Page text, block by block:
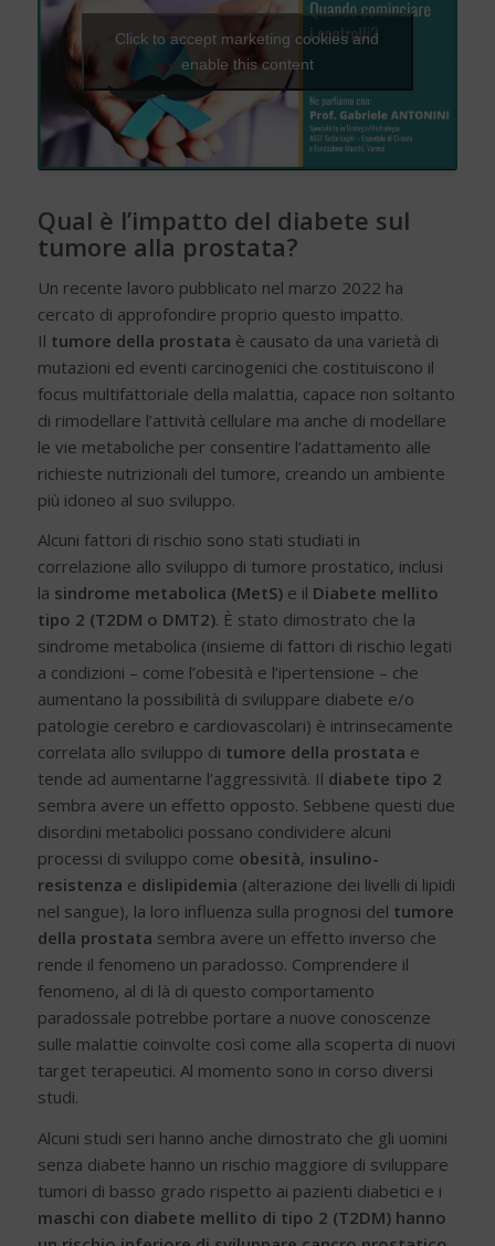
Click to accept marketing cookies and
enable this content
Qual è l’impatto del diabete sul
tumore alla prostata?
Un recente lavoro pubblicato nel marzo 2022 ha
cercato di approfondire proprio questo impatto.
Il tumore della prostata è causato da una varietà di
mutazioni ed eventi carcinogenici che costituiscono il
focus multifattoriale della malattia, capace non soltanto
di rimodellare l’attività cellulare ma anche di modellare
le vie metaboliche per consentire l’adattamento alle
richieste nutrizionali del tumore, creando un ambiente
più idoneo al suo sviluppo.
Alcuni fattori di rischio sono stati studiati in
correlazione allo sviluppo di tumore prostatico, inclusi
la sindrome metabolica (MetS)e il Diabete mellito
tipo 2 (T2DM o DMT2). È stato dimostrato che la
sindrome metabolica (insieme di fattori di rischio legati
a condizioni – come l’obesità e l’ipertensione – che
aumentano la possibilità di sviluppare diabete e/o
patologie cerebro e cardiovascolari) è intrinsecamente
correlata allo sviluppo di tumore della prostata e
tende ad aumentarne l’aggressività. Il diabete tipo 2
sembra avere un effetto opposto. Sebbene questi due
disordini metabolici possano condividere alcuni
processi di sviluppo come obesità, insulino-
resistenza e dislipidemia (alterazione dei livelli di lipidi
nel sangue), la loro influenza sulla prognosi del tumore
della prostata sembra avere un effetto inverso che
rende il fenomeno un paradosso. Comprendere il
fenomeno, al di là di questo comportamento
paradossale potrebbe portare a nuove conoscenze
sulle malattie coinvolte così come alla scoperta di nuovi
target terapeutici. Al momento sono in corso diversi
studi.
Alcuni studi seri hanno anche dimostrato che gli uomini
senza diabete hanno un rischio maggiore di sviluppare
tumori di basso grado rispetto ai pazienti diabetici e i
maschi con diabete mellito di tipo 2 (T2DM) hanno